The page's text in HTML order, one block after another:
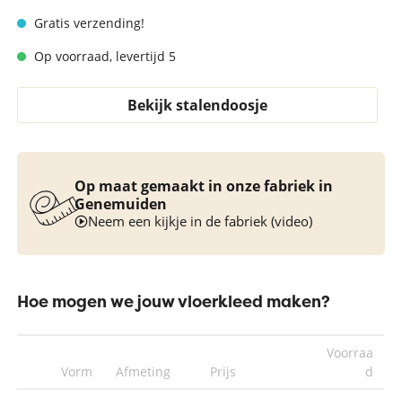
Gratis verzending!
Op voorraad, levertijd 5
Bekijk stalendoosje
Op maat gemaakt in onze fabriek in
Genemuiden
Neem een kijkje in de fabriek (video)
Hoe mogen we jouw vloerkleed maken?
Vorm Afmeting Prijs
Voorraa
d